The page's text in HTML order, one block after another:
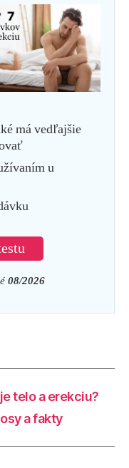
má vedľajšie
u
08/2026
telo a erekciu?
a fakty